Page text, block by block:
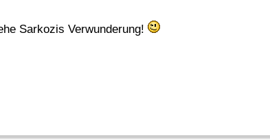
Sarkozis Verwunderung!